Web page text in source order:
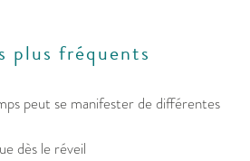
plus fréquents
peut se manifester de différentes
dès le réveil